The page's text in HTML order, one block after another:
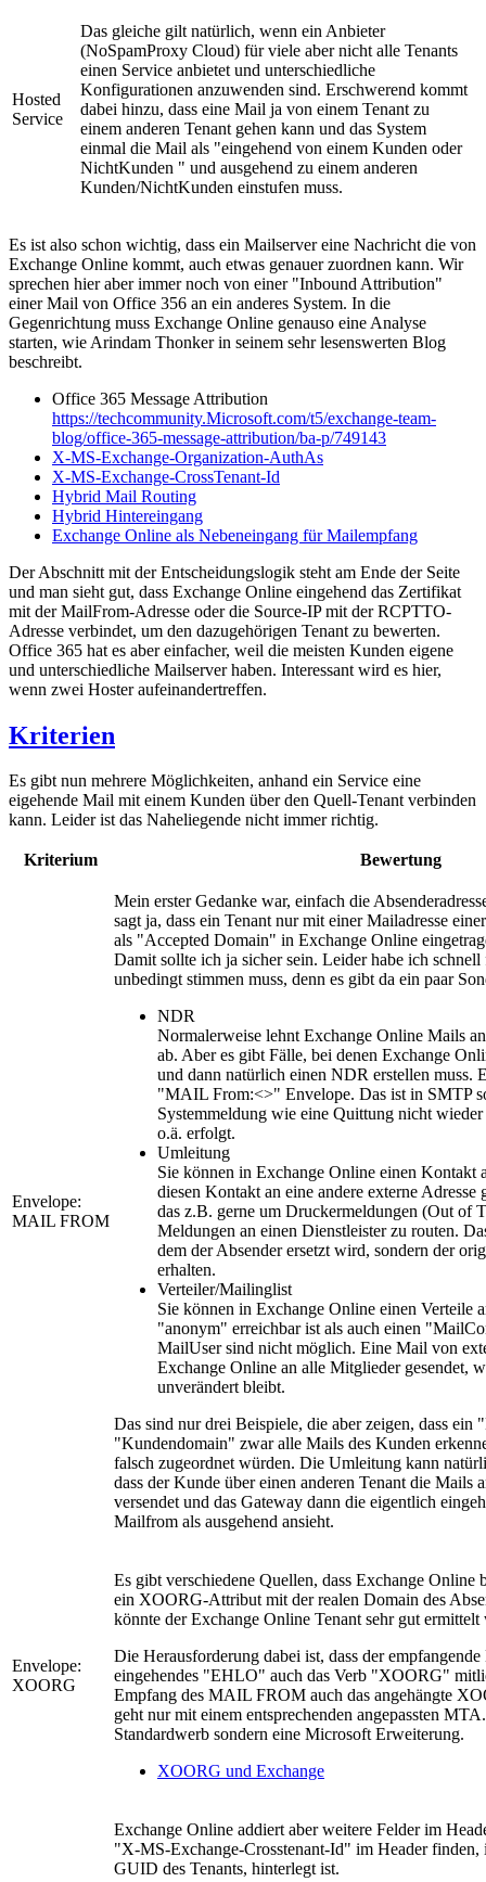
Hosted
Service
Das gleiche gilt natürlich, wenn ein Anbieter
(NoSpamProxy Cloud) für viele aber nicht alle Tenants
einen Service anbietet und unterschiedliche
Konfigurationen anzuwenden sind. Erschwerend kommt
dabei hinzu, dass eine Mail ja von einem Tenant zu
einem anderen Tenant gehen kann und das System
einmal die Mail als "eingehend von einem Kunden oder
NichtKunden " und ausgehend zu einem anderen
Kunden/NichtKunden einstufen muss.
Es ist also schon wichtig, dass ein Mailserver eine Nachricht die von
Exchange Online kommt, auch etwas genauer zuordnen kann. Wir
sprechen hier aber immer noch von einer "Inbound Attribution"
einer Mail von Office 356 an ein anderes System. In die
Gegenrichtung muss Exchange Online genauso eine Analyse
starten, wie Arindam Thonker in seinem sehr lesenswerten Blog
beschreibt.
Office 365 Message Attribution
https://techcommunity.Microsoft.com/t5/exchange-team-
blog/office-365-message-attribution/ba-p/749143
X-MS-Exchange-Organization-AuthAs
X-MS-Exchange-CrossTenant-Id
Hybrid Mail Routing
Hybrid Hintereingang
Exchange Online als Nebeneingang für Mailempfang
Der Abschnitt mit der Entscheidungslogik steht am Ende der Seite
und man sieht gut, dass Exchange Online eingehend das Zertifikat
mit der MailFrom-Adresse oder die Source-IP mit der RCPTTO-
Adresse verbindet, um den dazugehörigen Tenant zu bewerten.
Office 365 hat es aber einfacher, weil die meisten Kunden eigene
und unterschiedliche Mailserver haben. Interessant wird es hier,
wenn zwei Hoster aufeinandertreffen.
Kriterien
Es gibt nun mehrere Möglichkeiten, anhand ein Service eine
eigehende Mail mit einem Kunden über den Quell-Tenant verbinden
kann. Leider ist das Naheliegende nicht immer richtig.
Kriterium Bewertung
Envelope:
MAIL FROM
Mein erster Gedanke war, einfach die
sagt ja, dass ein Tenant nur mit einer Mailadresse
als "Accepted Domain" in Exchange Online
Damit sollte ich ja sicher sein. Leider habe ich schnell
unbedingt stimmen muss, denn es gibt da ein paar
NDR
Normalerweise lehnt Exchange Online Mails
ab. Aber es gibt Fälle, bei denen Exchange
und dann natürlich einen NDR erstellen muss.
"MAIL From:<>" Envelope. Das ist in SMTP
Systemmeldung wie eine Quittung nicht
o.ä. erfolgt.
Umleitung
Sie können in Exchange Online einen Kontakt
diesen Kontakt an eine andere externe Adresse
das z.B. gerne um Druckermeldungen (Out of
Meldungen an einen Dienstleister zu routen.
dem der Absender ersetzt wird, sondern der
erhalten.
Verteiler/Mailinglist
Sie können in Exchange Online einen Verteile
"anonym" erreichbar ist als auch einen
MailUser sind nicht möglich. Eine Mail von
Exchange Online an alle Mitglieder gesendet,
unverändert bleibt.
Das sind nur drei Beispiele, die aber zeigen, dass
"Kundendomain" zwar alle Mails des Kunden
falsch zugeordnet würden. Die Umleitung kann
dass der Kunde über einen anderen Tenant die Mails
versendet und das Gateway dann die eigentlich
Mailfrom als ausgehend ansieht.
Envelope:
XOORG
Es gibt verschiedene Quellen, dass Exchange
ein XOORG-Attribut mit der realen Domain des
könnte der Exchange Online Tenant sehr gut ermittelt
Die Herausforderung dabei ist, dass der
eingehendes "EHLO" auch das Verb "XOORG"
Empfang des MAIL FROM auch das angehängte
geht nur mit einem entsprechenden angepassten
Standardwerb sondern eine Microsoft Erweiterung.
XOORG und Exchange
Exchange Online addiert aber weitere Felder im
"X-MS-Exchange-Crosstenant-Id" im Header finden,
GUID des Tenants, hinterlegt ist.